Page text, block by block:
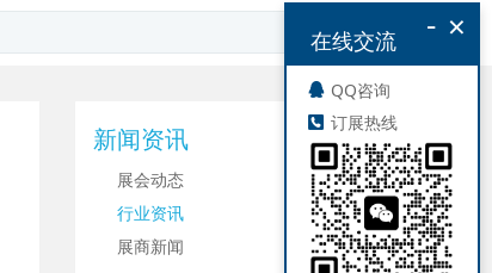
新闻资讯
展会动态
行业资讯
展商新闻
×
-
在线交流
QQ咨询
订展热线